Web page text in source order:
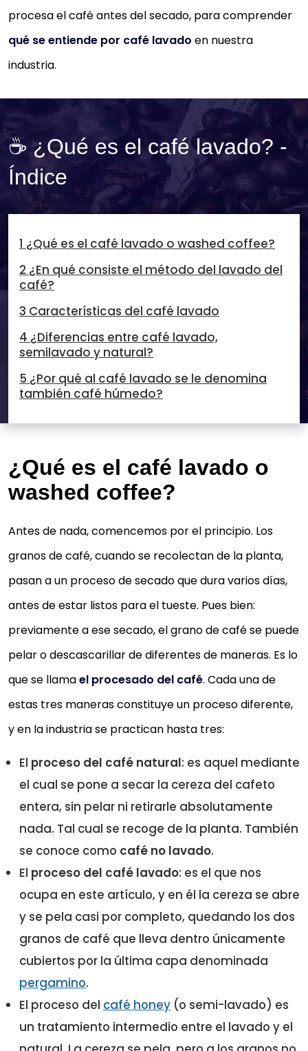
procesa el café antes del secado, para comprender
qué se entiende por café lavado en nuestra
industria.
☕ ¿Qué es el café lavado? -
Índice
1 ¿Qué es el café lavado o washed coffee?
2 ¿En qué consiste el método del lavado del
café?
3 Características del café lavado
4 ¿Diferencias entre café lavado,
semilavado y natural?
5 ¿Por qué al café lavado se le denomina
también café húmedo?
¿Qué es el café lavado o
washed coffee?
Antes de nada, comencemos por el principio. Los
granos de café, cuando se recolectan de la planta,
pasan a un proceso de secado que dura varios días,
antes de estar listos para el tueste. Pues bien:
previamente a ese secado, el grano de café se puede
pelar o descascarillar de diferentes de maneras. Es lo
que se llamael procesado del café. Cada una de
estas tres maneras constituye un proceso diferente,
y en la industria se practican hasta tres:
El proceso del café natural: es aquel mediante
el cual se pone a secar la cereza del cafeto
entera, sin pelar ni retirarle absolutamente
nada. Tal cual se recoge de la planta. También
se conoce como café no lavado.
El proceso del café lavado: es el que nos
ocupa en este artículo, y en él la cereza se abre
y se pela casi por completo, quedando los dos
granos de café que lleva dentro únicamente
cubiertos por la última capa denominada
pergamino.
El proceso del café honey (o semi-lavado) es
un tratamiento intermedio entre el lavado y el